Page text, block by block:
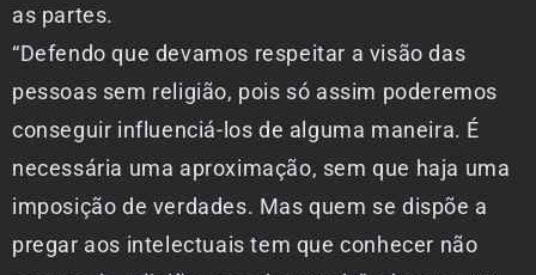
as partes.
“Defendo que devamos respeitar a visão das
pessoas sem religião, pois só assim poderemos
conseguir influenciá-los de alguma maneira. É
necessária uma aproximação, sem que haja uma
imposição de verdades. Mas quem se dispõe a
pregar aos intelectuais tem que conhecer não